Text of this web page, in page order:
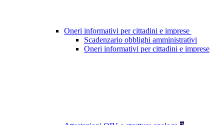
Oneri informativi per cittadini e imprese
Scadenzario obblighi amministrativi
Oneri informativi per cittadini e imprese